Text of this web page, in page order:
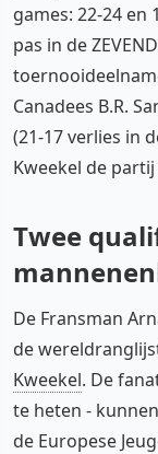
games: 22-24 en
pas in de
Canadees B.R.
(21-17 verlies in
Kweekel de
Twee
De Fransman
de
Kweekel. De
te heten -
de Europese